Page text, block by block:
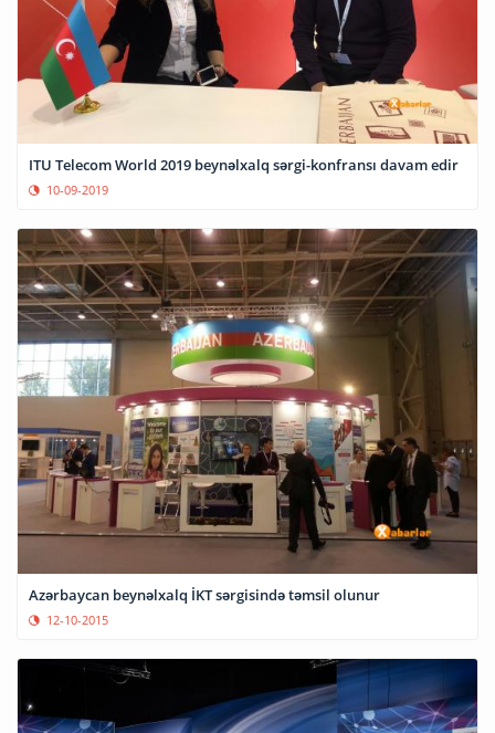
ITU Telecom World 2019 beynəlxalq sərgi-konfransı davam edir
10-09-2019
Azərbaycan beynəlxalq İKT sərgisində təmsil olunur
12-10-2015